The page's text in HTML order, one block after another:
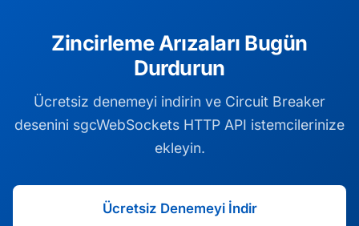
Zincirleme Arızaları Bugün
Durdurun
Ücretsiz denemeyi indirin ve Circuit Breaker
desenini sgcWebSockets HTTP API istemcilerinize
ekleyin.
Ücretsiz Denemeyi İndir